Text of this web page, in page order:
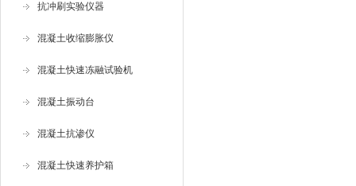
抗冲刷实验仪器
混凝土收缩膨胀仪
混凝土快速冻融试验机
混凝土振动台
混凝土抗渗仪
混凝土快速养护箱